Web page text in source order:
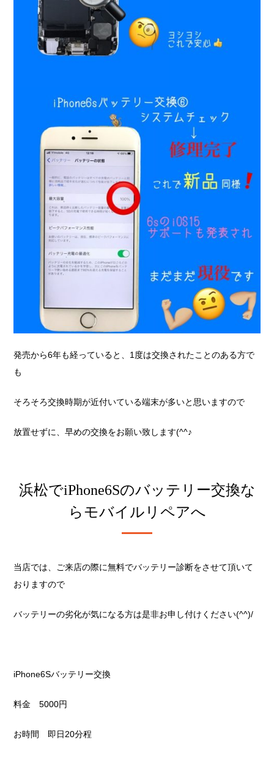
発売から6年も経っていると、1度は交換されたことのある方で
も
そろそろ交換時期が近付いている端末が多いと思いますので
放置せずに、早めの交換をお願い致します(^^♪
浜松でiPhone6Sのバッテリー交換な
らモバイルリペアへ
当店では、ご来店の際に無料でバッテリー診断をさせて頂いて
おりますので
バッテリーの劣化が気になる方は是非お申し付けください(^^)/
iPhone6Sバッテリー交換
料金 5000円
お時間 即日20分程